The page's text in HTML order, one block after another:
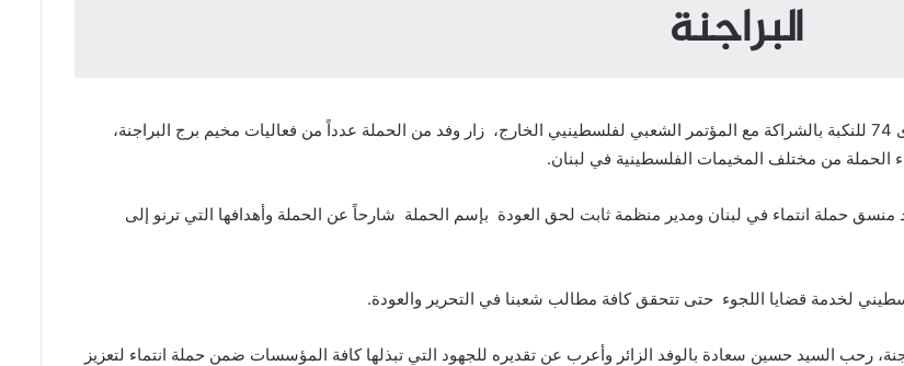
البراجنة
ضمن سلسلة جولات ميدانية تنظمها حملة انتماء، وفي إطار فعاليات الذكرى 74 للنكبة بالشراكة مع المؤتمر الشعبي لفلسطينيي الخارج، زار وفد من الحملة عدداً من فعاليات مخيم برج البراجنة،
حملة انتماء في لبنان ومدير منظمة ثابت لحق العودة بإسم الحملة شارحاً عن الحملة وأهدافها التي ترنو إلى
لخدمة قضايا اللجوء حتى تتحقق كافة مطالب شعبنا في التحرير والعودة.
9 سنوات في مخيم برج البراجنة، رحب السيد حسين سعادة بالوفد الزائر وأعرب عن تقديره للجهود التي تبذلها كافة المؤسسات ضمن حملة انتماء لتعزيز